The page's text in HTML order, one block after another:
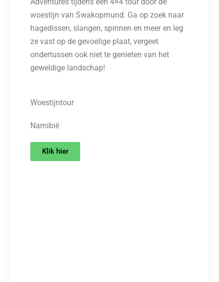
Adventures tijdens een 4×4 tour door de
woestijn van Swakopmund. Ga op zoek naar
hagedissen, slangen, spinnen en meer en leg
ze vast op de gevoelige plaat, vergeet
ondertussen ook niet te genieten van het
geweldige landschap!
Woestijntour
Namibië
Klik hier